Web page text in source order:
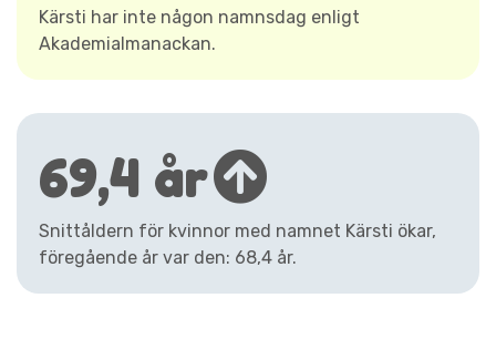
Kärsti har inte någon namnsdag enligt
Akademialmanackan.
69,4 år
Snittåldern för kvinnor med namnet Kärsti ökar,
föregående år var den: 68,4 år.